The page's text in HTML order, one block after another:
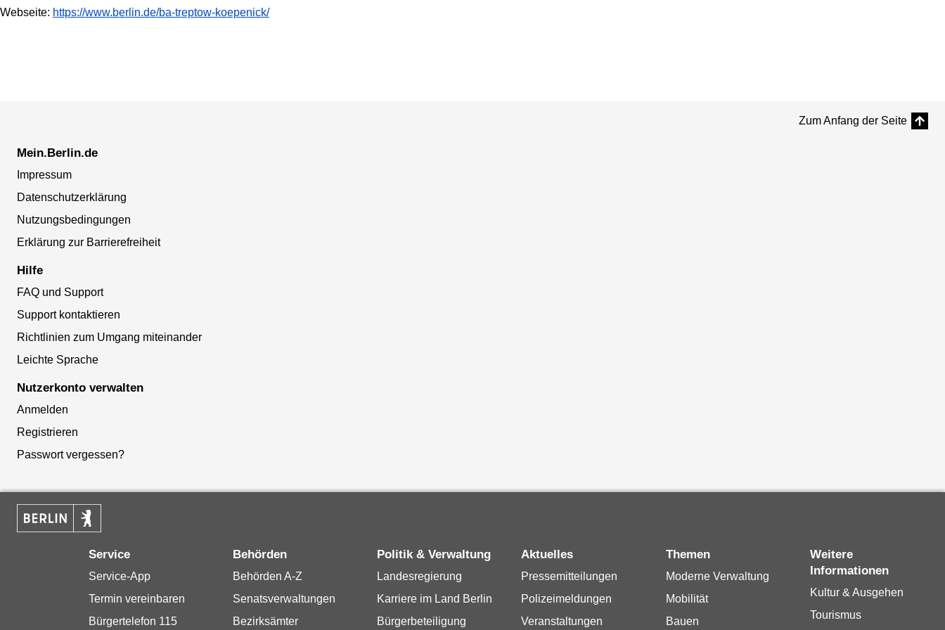
Webseite: https://www.berlin.de/ba-treptow-koepenick/
Zum Anfang der Seite
Mein.Berlin.de
Impressum
Datenschutzerklärung
Nutzungsbedingungen
Erklärung zur Barrierefreiheit
Hilfe
FAQ und Support
Support kontaktieren
Richtlinien zum Umgang miteinander
Leichte Sprache
Nutzerkonto verwalten
Anmelden
Registrieren
Passwort vergessen?
Service
Service-App
Termin vereinbaren
Bürgertelefon 115
Behörden
Behörden A-Z
Senatsverwaltungen
Bezirksämter
Politik & Verwaltung
Landesregierung
Karriere im Land Berlin
Bürgerbeteiligung
Aktuelles
Pressemitteilungen
Polizeimeldungen
Veranstaltungen
Themen
Moderne Verwaltung
Mobilität
Bauen
Weitere
Informationen
Kultur & Ausgehen
Tourismus